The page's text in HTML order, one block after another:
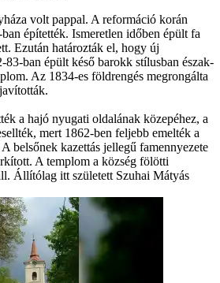
volt pappal. A reformáció korán
építették. Ismeretlen időben épült fa
Ezután határozták el, hogy új
83-ban épült késő barokk stílusban észak-
Az 1834-es földrengés megrongálta
a hajó nyugati oldalának közepéhez, a
mert 1862-ben feljebb emelték a
belsőnek kazettás jellegű famennyezete
A templom a község fölötti
Állítólag itt született Szuhai Mátyás